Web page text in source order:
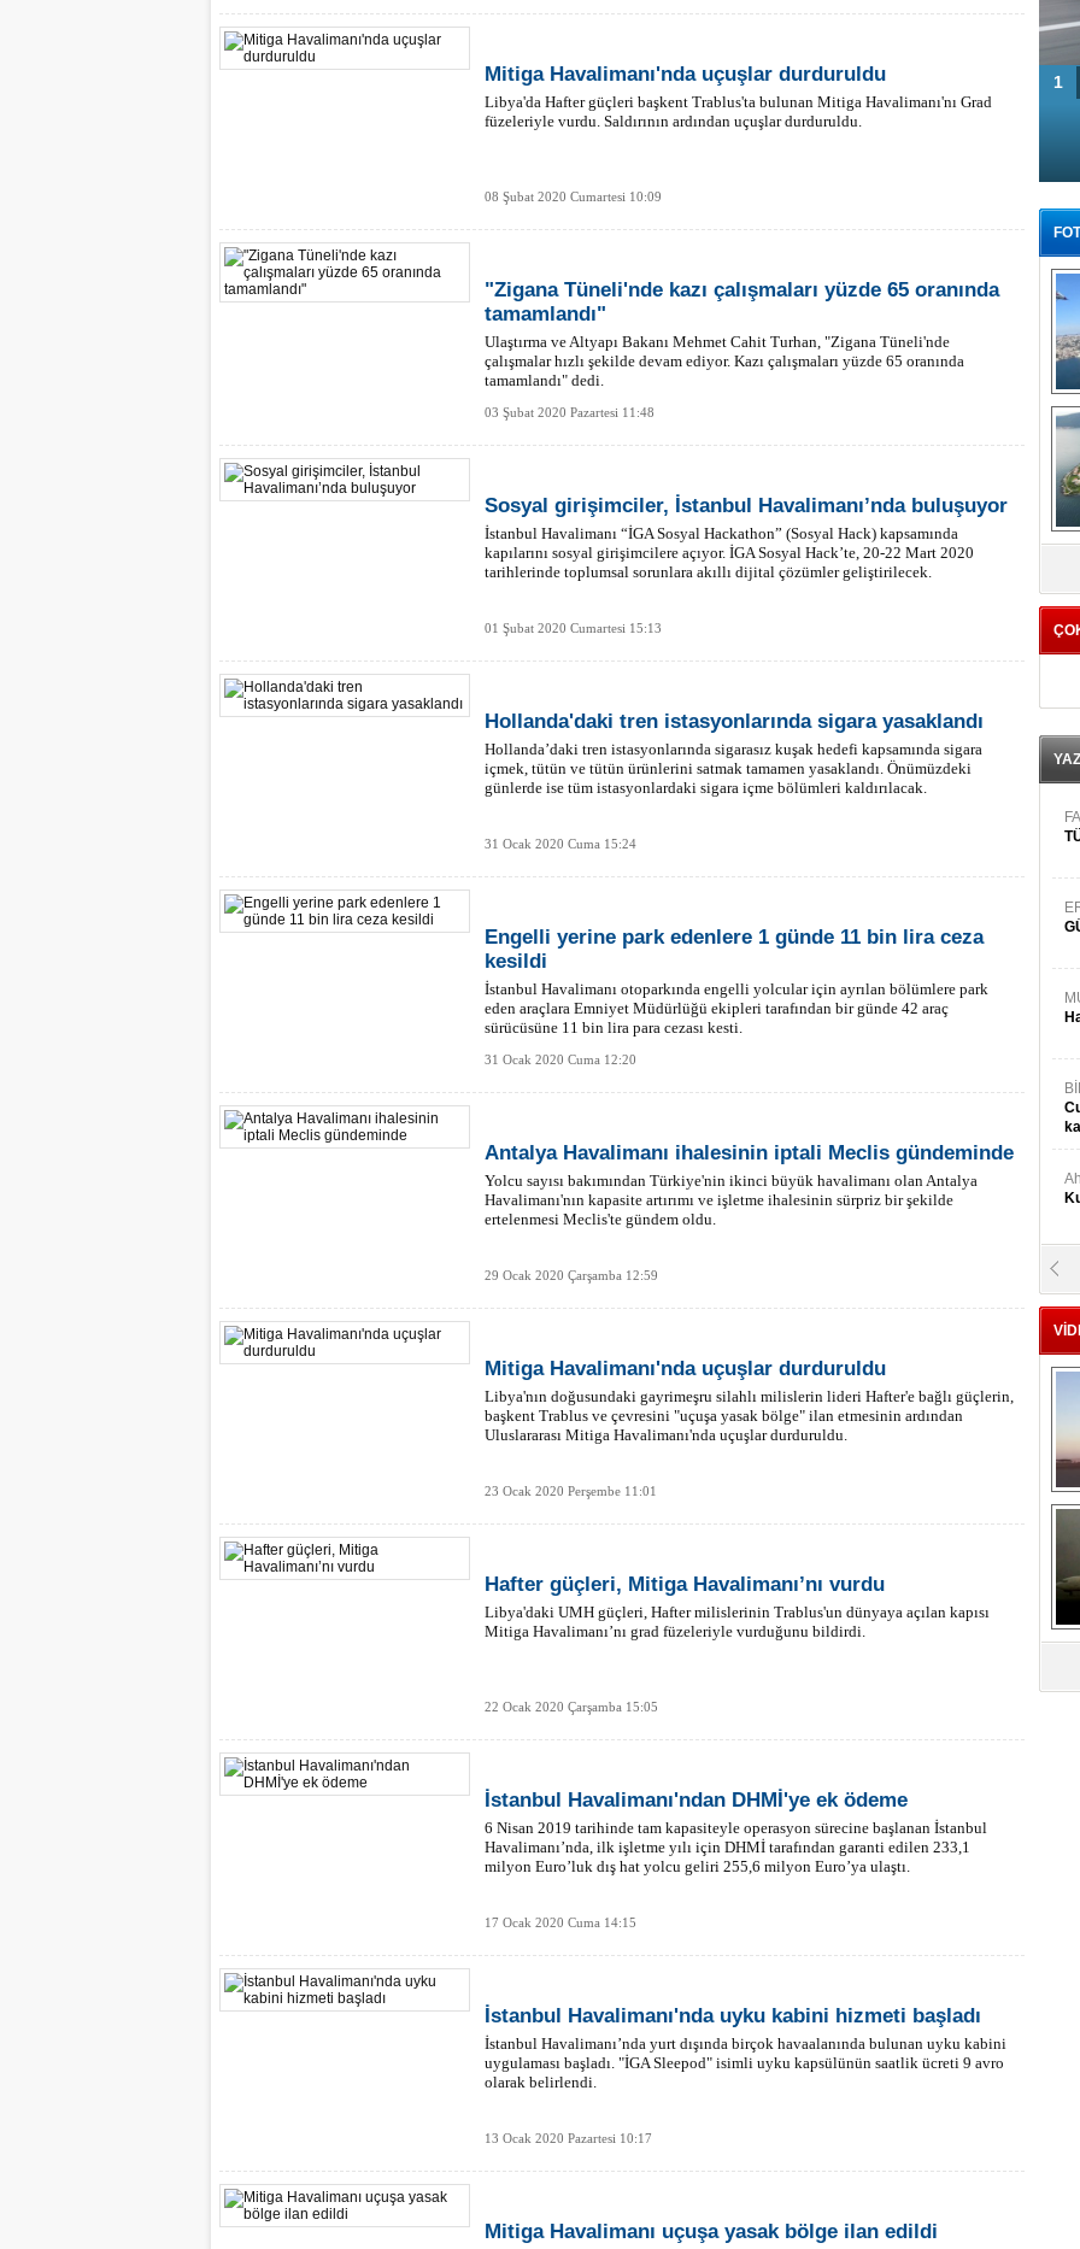
Mitiga Havalimanı'nda uçuşlar durduruldu
Libya'da Hafter güçleri başkent Trablus'ta bulunan Mitiga Havalimanı'nı Grad
füzeleriyle vurdu. Saldırının ardından uçuşlar durduruldu.
08 Şubat 2020 Cumartesi 10:09
"Zigana Tüneli'nde kazı çalışmaları yüzde 65 oranında
tamamlandı"
Ulaştırma ve Altyapı Bakanı Mehmet Cahit Turhan, "Zigana Tüneli'nde
çalışmalar hızlı şekilde devam ediyor. Kazı çalışmaları yüzde 65 oranında
tamamlandı" dedi.
03 Şubat 2020 Pazartesi 11:48
Sosyal girişimciler, İstanbul Havalimanı’nda buluşuyor
İstanbul Havalimanı “İGA Sosyal Hackathon” (Sosyal Hack) kapsamında
kapılarını sosyal girişimcilere açıyor. İGA Sosyal Hack’te, 20-22 Mart 2020
tarihlerinde toplumsal sorunlara akıllı dijital çözümler geliştirilecek.
01 Şubat 2020 Cumartesi 15:13
Hollanda'daki tren istasyonlarında sigara yasaklandı
Hollanda’daki tren istasyonlarında sigarasız kuşak hedefi kapsamında sigara
içmek, tütün ve tütün ürünlerini satmak tamamen yasaklandı. Önümüzdeki
günlerde ise tüm istasyonlardaki sigara içme bölümleri kaldırılacak.
31 Ocak 2020 Cuma 15:24
Engelli yerine park edenlere 1 günde 11 bin lira ceza
kesildi
İstanbul Havalimanı otoparkında engelli yolcular için ayrılan bölümlere park
eden araçlara Emniyet Müdürlüğü ekipleri tarafından bir günde 42 araç
sürücüsüne 11 bin lira para cezası kesti.
31 Ocak 2020 Cuma 12:20
Antalya Havalimanı ihalesinin iptali Meclis gündeminde
Yolcu sayısı bakımından Türkiye'nin ikinci büyük havalimanı olan Antalya
Havalimanı'nın kapasite artırımı ve işletme ihalesinin sürpriz bir şekilde
ertelenmesi Meclis'te gündem oldu.
29 Ocak 2020 Çarşamba 12:59
Mitiga Havalimanı'nda uçuşlar durduruldu
Libya'nın doğusundaki gayrimeşru silahlı milislerin lideri Hafter'e bağlı güçlerin,
başkent Trablus ve çevresini "uçuşa yasak bölge" ilan etmesinin ardından
Uluslararası Mitiga Havalimanı'nda uçuşlar durduruldu.
23 Ocak 2020 Perşembe 11:01
Hafter güçleri, Mitiga Havalimanı’nı vurdu
Libya'daki UMH güçleri, Hafter milislerinin Trablus'un dünyaya açılan kapısı
Mitiga Havalimanı’nı grad füzeleriyle vurduğunu bildirdi.
22 Ocak 2020 Çarşamba 15:05
İstanbul Havalimanı'ndan DHMİ'ye ek ödeme
6 Nisan 2019 tarihinde tam kapasiteyle operasyon sürecine başlanan İstanbul
Havalimanı’nda, ilk işletme yılı için DHMİ tarafından garanti edilen 233,1
milyon Euro’luk dış hat yolcu geliri 255,6 milyon Euro’ya ulaştı.
17 Ocak 2020 Cuma 14:15
İstanbul Havalimanı'nda uyku kabini hizmeti başladı
İstanbul Havalimanı’nda yurt dışında birçok havaalanında bulunan uyku kabini
uygulaması başladı. "İGA Sleepod" isimli uyku kapsülünün saatlik ücreti 9 avro
olarak belirlendi.
13 Ocak 2020 Pazartesi 10:17
Mitiga Havalimanı uçuşa yasak bölge ilan edildi
1